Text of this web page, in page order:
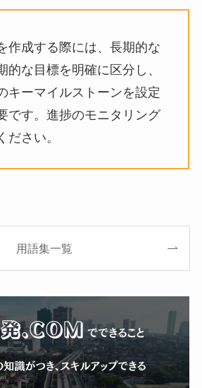
作成する際には、長期的な
的な目標を明確に区分し、
キーマイルストーンを設定
です。進捗のモニタリング
ださい。
用語集一覧